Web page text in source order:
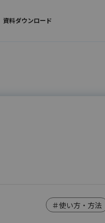
資料ダウンロード
＃使い方・方法